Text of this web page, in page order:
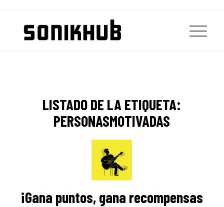
LISTADO DE LA ETIQUETA:
PERSONASMOTIVADAS
¡Gana puntos, gana recompensas